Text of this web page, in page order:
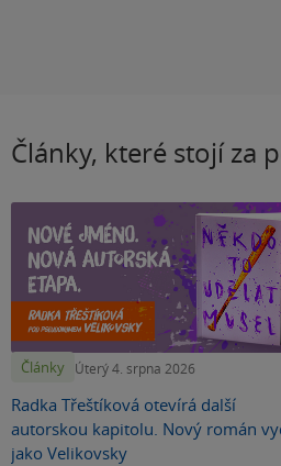
Články, které stojí za
Články Úterý 4. srpna 2026
Radka Třeštíková otevírá další
autorskou kapitolu. Nový román
jako Velikovsky